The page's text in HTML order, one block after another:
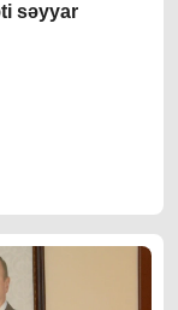
səyyar